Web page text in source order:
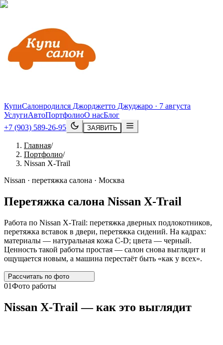
КупиСалонродился Джорджетто Джуджаро · 7 августа
УслугиАвтоПортфолиоО насБлог
+7 (903) 589-26-95
ЗАЯВИТЬ
Главная/
Портфолио/
Nissan X-Trail
Nissan · перетяжка салона · Москва
Перетяжка салона Nissan X-Trail
Работа по Nissan X-Trail: перетяжка дверных подлокотников,
перетяжка вставок в двери, перетяжка сидений. На кадрах:
материалы — натуральная кожа C-D; цвета — черный.
Ценность такой работы простая — салон снова выглядит и
ощущается новым, а машина перестаёт быть «как у всех».
Рассчитать по фото
01Фото работы
Nissan X-Trail — как это выглядит